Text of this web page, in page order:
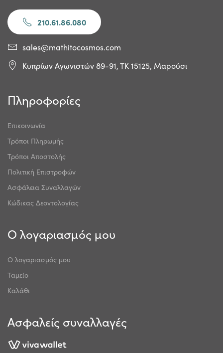
210.61.86.080
sales@mathitocosmos.com
Κυπρίων Αγωνιστών 89-91, ΤΚ 15125, Μαρούσι
Πληροφορίες
Επικοινωνία
Τρόποι Πληρωμής
Τρόποι Αποστολής
Πολιτική Επιστροφών
Ασφάλεια Συναλλαγών
Κώδικας Δεοντολογίας
Ο λογαριασμός μου
Ο λογαριασμός μου
Ταμείο
Καλάθι
Ασφαλείς συναλλαγές